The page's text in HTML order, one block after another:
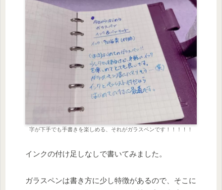
字が下手でも手書きを楽しめる、それがガラスペンです！！！！！
インクの付け足しなしで書いてみました。
ガラスペンは書き方に少し特徴があるので、そこに